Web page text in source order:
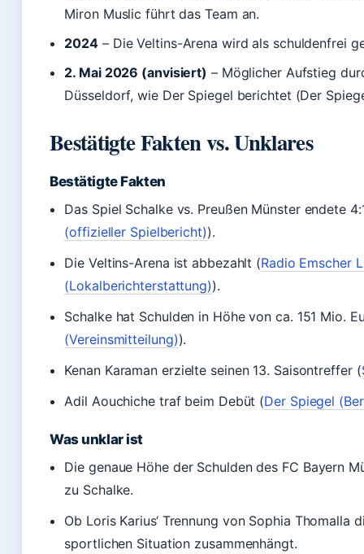
Miron Muslic führt das Team an.
2024 – Die Veltins-Arena wird als schuldenfrei
2. Mai 2026 (anvisiert) – Möglicher Aufstieg
Düsseldorf, wie Der Spiegel berichtet (Der
Bestätigte Fakten vs. Unklares
Bestätigte Fakten
Das Spiel Schalke vs. Preußen Münster endete
(offizieller Spielbericht)).
Die Veltins-Arena ist abbezahlt (Radio Emscher
(Lokalberichterstattung)).
Schalke hat Schulden in Höhe von ca. 151 Mio.
(Vereinsmitteilung)).
Kenan Karaman erzielte seinen 13. Saisontreffer (
Adil Aouchiche traf beim Debüt (Der Spiegel
Was unklar ist
Die genaue Höhe der Schulden des FC Bayern
zu Schalke.
Ob Loris Karius‘ Trennung von Sophia Thomalla
sportlichen Situation zusammenhängt.